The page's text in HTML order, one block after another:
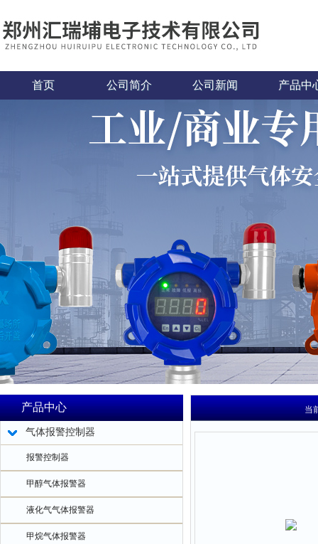
首页 公司简介 公司新闻 产品中
产品中心
气体报警控制器
报警控制器
甲醇气体报警器
液化气气体报警器
甲烷气体报警器
当